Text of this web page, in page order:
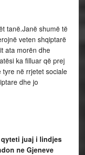
tanë.Janë shumë të
veten shqiptarë
ata morën dhe
ka filluar që prej
në rrjetet sociale
dhe jo
qyteti juaj i lindjes
ne Gjeneve